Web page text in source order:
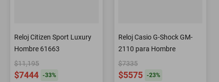
Reloj Citizen Sport Luxury
Hombre 61663
$11,195
$7444 -33%
Reloj Casio G-Shock GM-
2110 para Hombre
$7335
$5575 -23%